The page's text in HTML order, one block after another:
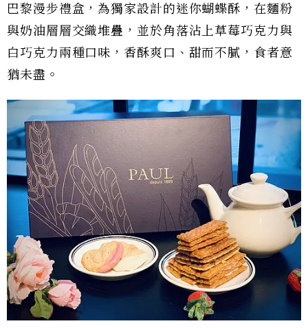
巴黎漫步禮盒，為獨家設計的迷你蝴蝶酥，在麵粉
與奶油層層交織堆疊，並於角落沾上草莓巧克力與
白巧克力兩種口味，香酥爽口、甜而不膩，食者意
猶未盡。